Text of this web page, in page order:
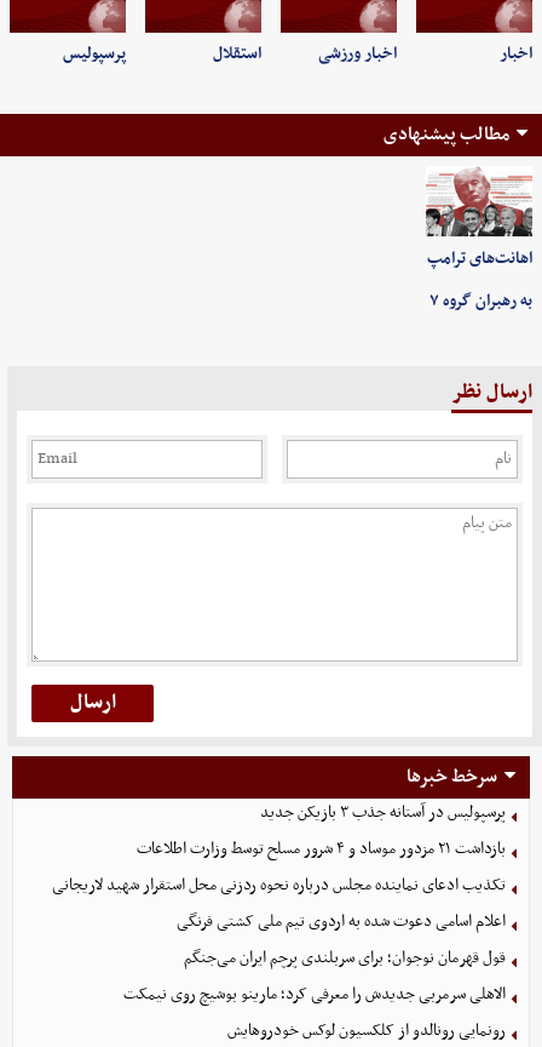
اخبار اخبار ورزشی استقلال پرسپولیس
مطالب پیشنهادی
اهانت‌های ترامپ
به رهبران گروه ۷
ارسال نظر
سرخط خبرها
پرسپولیس در آستانه جذب ۳ بازیکن جدید
بازداشت ۲۱ مزدور موساد و ۴ شرور مسلح توسط وزارت اطلاعات
تکذیب ادعای نماینده مجلس درباره نحوه ردزنی محل استقرار شهید لاریجانی
اعلام اسامی دعوت شده به اردوی تیم ملی کشتی فرنگی
قول قهرمان نوجوان؛ برای سربلندی پرچم ایران می‌جنگم
الاهلی سرمربی جدیدش را معرفی کرد؛ مارینو بوشیچ روی نیمکت
رونمایی رونالدو از کلکسیون لوکس خودروهایش